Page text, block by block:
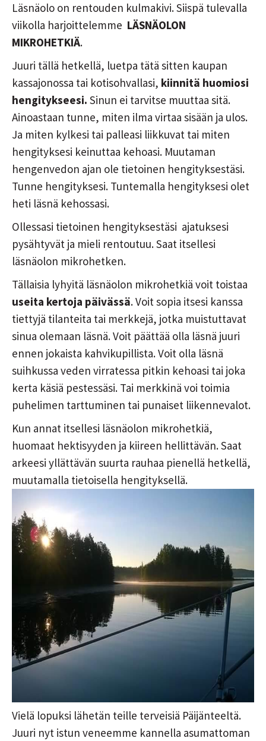
Läsnäolo on rentouden kulmakivi. Siispä tulevalla
viikolla harjoittelemme LÄSNÄOLON
MIKROHETKIÄ.
Juuri tällä hetkellä, luetpa tätä sitten kaupan
kassajonossa tai kotisohvallasi, kiinnitä huomiosi
hengitykseesi. Sinun ei tarvitse muuttaa sitä.
Ainoastaan tunne, miten ilma virtaa sisään ja ulos.
Ja miten kylkesi tai palleasi liikkuvat tai miten
hengityksesi keinuttaa kehoasi. Muutaman
hengenvedon ajan ole tietoinen hengityksestäsi.
Tunne hengityksesi. Tuntemalla hengityksesi olet
heti läsnä kehossasi.
Ollessasi tietoinen hengityksestäsi ajatuksesi
pysähtyvät ja mieli rentoutuu. Saat itsellesi
läsnäolon mikrohetken.
Tällaisia lyhyitä läsnäolon mikrohetkiä voit toistaa
useita kertoja päivässä. Voit sopia itsesi kanssa
tiettyjä tilanteita tai merkkejä, jotka muistuttavat
sinua olemaan läsnä. Voit päättää olla läsnä juuri
ennen jokaista kahvikupillista. Voit olla läsnä
suihkussa veden virratessa pitkin kehoasi tai joka
kerta käsiä pestessäsi. Tai merkkinä voi toimia
puhelimen tarttuminen tai punaiset liikennevalot.
Kun annat itsellesi läsnäolon mikrohetkiä,
huomaat hektisyyden ja kiireen hellittävän. Saat
arkeesi yllättävän suurta rauhaa pienellä hetkellä,
muutamalla tietoisella hengityksellä.
Vielä lopuksi lähetän teille terveisiä Päijänteeltä.
Juuri nyt istun veneemme kannella asumattoman